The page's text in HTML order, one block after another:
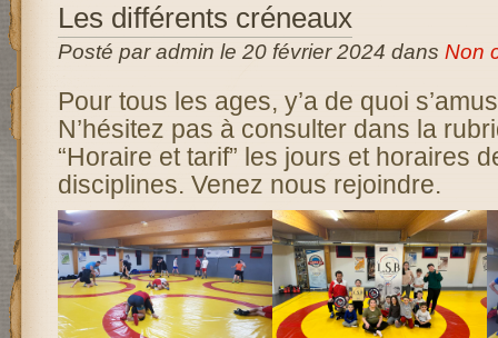
Les différents créneaux
Posté par admin le 20 février 2024 dans Non
Pour tous les ages, y’a de quoi
N’hésitez pas à consulter dans la
“Horaire et tarif” les jours et horaires
disciplines. Venez nous rejoindre.